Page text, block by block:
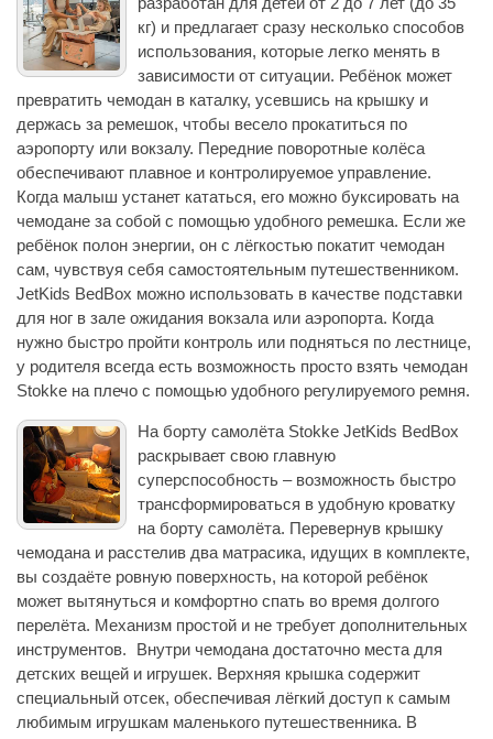
кг) и предлагает сразу несколько способов
использования, которые легко менять в
зависимости от ситуации. Ребёнок может
превратить чемодан в каталку, усевшись на крышку и
держась за ремешок, чтобы весело прокатиться по
аэропорту или вокзалу. Передние поворотные колёса
обеспечивают плавное и контролируемое управление.
Когда малыш устанет кататься, его можно буксировать на
чемодане за собой с помощью удобного ремешка. Если же
ребёнок полон энергии, он с лёгкостью покатит чемодан
сам, чувствуя себя самостоятельным путешественником.
JetKids BedBox можно использовать в качестве подставки
для ног в зале ожидания вокзала или аэропорта. Когда
нужно быстро пройти контроль или подняться по лестнице,
у родителя всегда есть возможность просто взять чемодан
Stokke на плечо с помощью удобного регулируемого ремня.
На борту самолёта Stokke JetKids BedBox
раскрывает свою главную
суперспособность – возможность быстро
трансформироваться в удобную кроватку
на борту самолёта. Перевернув крышку
чемодана и расстелив два матрасика, идущих в комплекте,
вы создаёте ровную поверхность, на которой ребёнок
может вытянуться и комфортно спать во время долгого
перелёта. Механизм простой и не требует дополнительных
инструментов. Внутри чемодана достаточно места для
детских вещей и игрушек. Верхняя крышка содержит
специальный отсек, обеспечивая лёгкий доступ к самым
любимым игрушкам маленького путешественника. В